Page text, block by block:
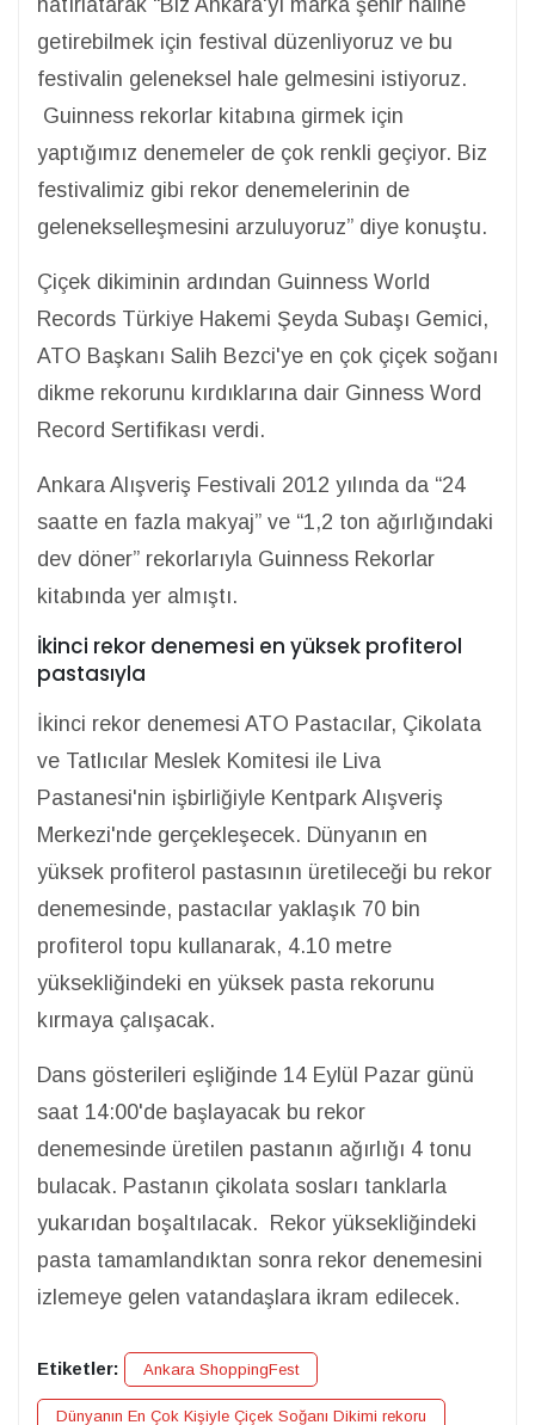
getirebilmek için festival düzenliyoruz ve bu
festivalin geleneksel hale gelmesini istiyoruz.
Guinness rekorlar kitabına girmek için
yaptığımız denemeler de çok renkli geçiyor. Biz
festivalimiz gibi rekor denemelerinin de
gelenekselleşmesini arzuluyoruz” diye konuştu.
Çiçek dikiminin ardından Guinness World
Records Türkiye Hakemi Şeyda Subaşı Gemici,
ATO Başkanı Salih Bezci'ye en çok çiçek soğanı
dikme rekorunu kırdıklarına dair Ginness Word
Record Sertifikası verdi.
Ankara Alışveriş Festivali 2012 yılında da “24
saatte en fazla makyaj” ve “1,2 ton ağırlığındaki
dev döner” rekorlarıyla Guinness Rekorlar
kitabında yer almıştı.
İkinci rekor denemesi en yüksek profiterol
pastasıyla
İkinci rekor denemesi ATO Pastacılar, Çikolata
ve Tatlıcılar Meslek Komitesi ile Liva
Pastanesi'nin işbirliğiyle Kentpark Alışveriş
Merkezi'nde gerçekleşecek. Dünyanın en
yüksek profiterol pastasının üretileceği bu rekor
denemesinde, pastacılar yaklaşık 70 bin
profiterol topu kullanarak, 4.10 metre
yüksekliğindeki en yüksek pasta rekorunu
kırmaya çalışacak.
Dans gösterileri eşliğinde 14 Eylül Pazar günü
saat 14:00'de başlayacak bu rekor
denemesinde üretilen pastanın ağırlığı 4 tonu
bulacak. Pastanın çikolata sosları tanklarla
yukarıdan boşaltılacak. Rekor yüksekliğindeki
pasta tamamlandıktan sonra rekor denemesini
izlemeye gelen vatandaşlara ikram edilecek.
Etiketler: Ankara ShoppingFest
Dünyanın En Çok Kişiyle Çiçek Soğanı Dikimi rekoru